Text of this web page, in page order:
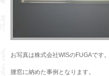
お写真は株式会社WISのFUGAです。
腰窓に納めた事例となります。